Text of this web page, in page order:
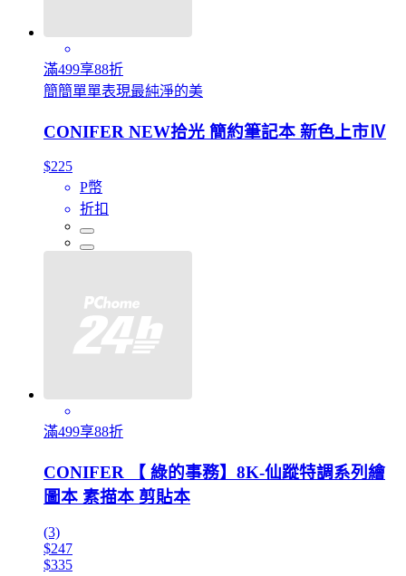
滿499享88折
簡簡單單表現最純淨的美
CONIFER NEW拾光 簡約筆記本 新色上市Ⅳ
$225
P幣
折扣
滿499享88折
CONIFER 【 綠的事務】8K-仙蹤特調系列繪
圖本 素描本 剪貼本
(3)
$247
$335